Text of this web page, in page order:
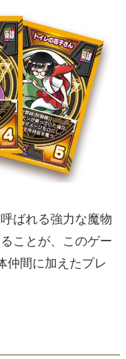
ばれる強力な魔物
ことが、このゲー
仲間に加えたプレ